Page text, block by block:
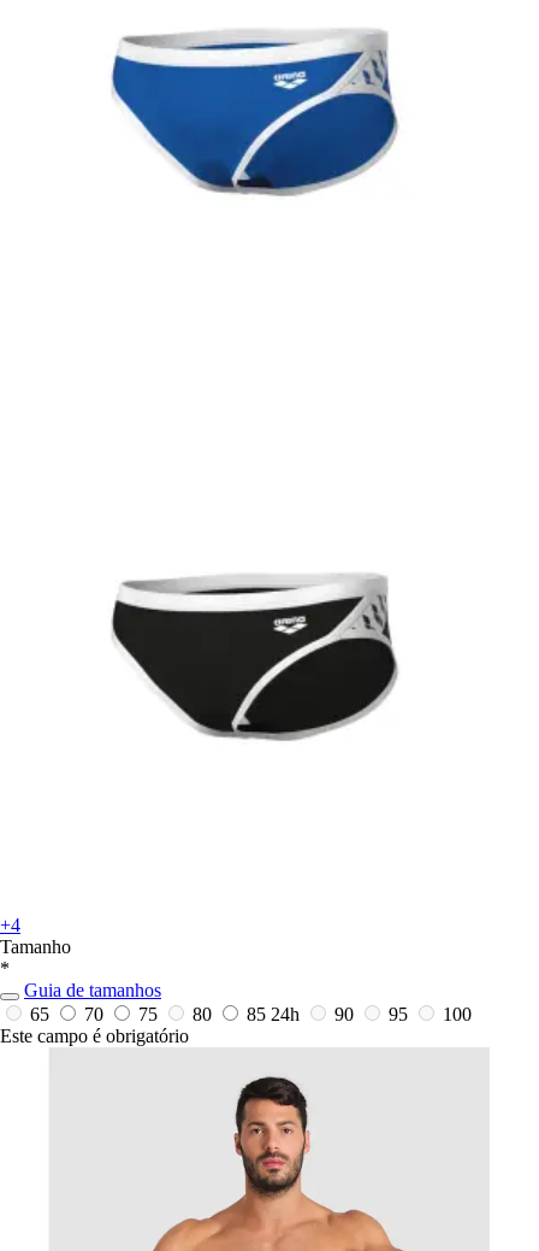
+4
Tamanho
*
Guia de tamanhos
65
70 75 80 85 24h 90 95
100
Este campo é obrigatório